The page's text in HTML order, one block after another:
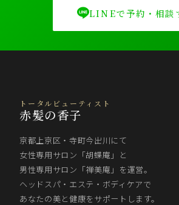
LINEで予約・相談
トータルビューティスト
赤髪の香子
京都上京区・寺町今出川にて
女性専用サロン「胡蝶庵」と
男性専用サロン「禅美庵」を運営。
ヘッドスパ・エステ・ボディケアで
あなたの美と健康をサポートします。